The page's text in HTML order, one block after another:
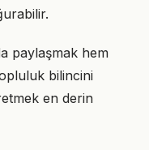
paylaşmak hem
bilincini
en derin